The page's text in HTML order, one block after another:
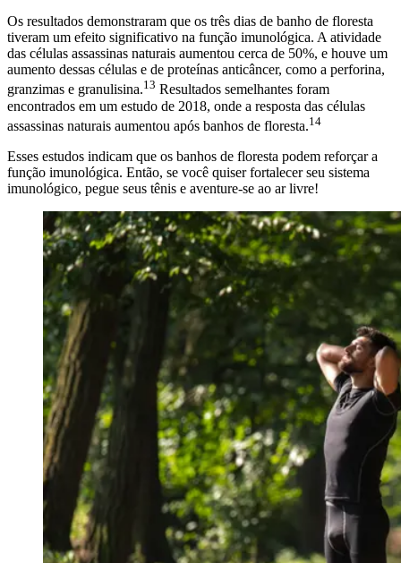
Os resultados demonstraram que os três dias de banho de floresta
tiveram um efeito significativo na função imunológica. A atividade
das células assassinas naturais aumentou cerca de 50%, e houve um
aumento dessas células e de proteínas anticâncer, como a perforina,
granzimas e granulisina.13 Resultados semelhantes foram
encontrados em um estudo de 2018, onde a resposta das células
assassinas naturais aumentou após banhos de floresta.14
Esses estudos indicam que os banhos de floresta podem reforçar a
função imunológica. Então, se você quiser fortalecer seu sistema
imunológico, pegue seus tênis e aventure-se ao ar livre!